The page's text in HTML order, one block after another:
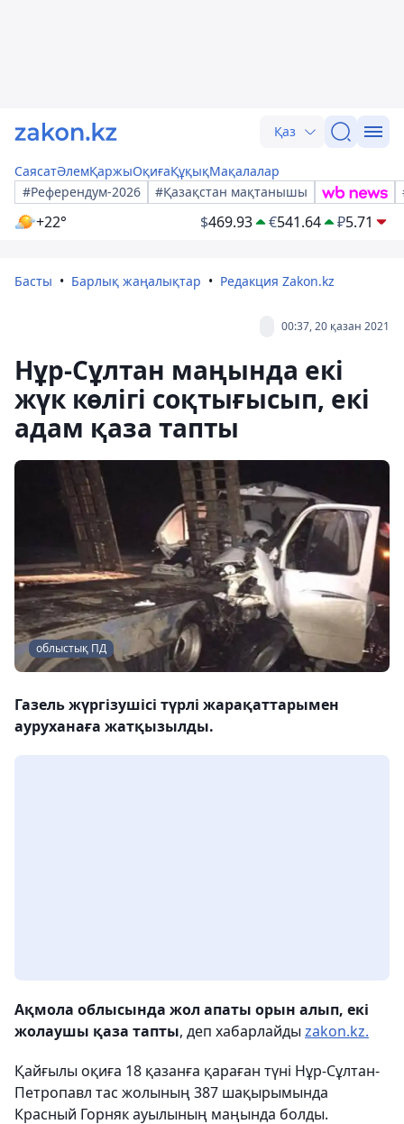
Қаз
СаясатӘлемҚаржыОқиғаҚұқықМақалалар
#Референдум-2026
#Қазақстан мақтанышы
+22° $469.93 €541.64 ₽5.71
Басты Барлық жаңалықтар Редакция Zakon.kz
00:37, 20 қазан 2021
Нұр-Сұлтан маңында екі
жүк көлігі соқтығысып, екі
адам қаза тапты
облыстық ПД
Газель жүргізушісі түрлі жарақаттарымен
ауруханаға жатқызылды.
Ақмола облысында жол апаты орын алып, екі
жолаушы қаза тапты, деп хабарлайды zakon.kz.
Қайғылы оқиға 18 қазанға қараған түні Нұр-Сұлтан-
Петропавл тас жолының 387 шақырымында
Красный Горняк ауылының маңында болды.